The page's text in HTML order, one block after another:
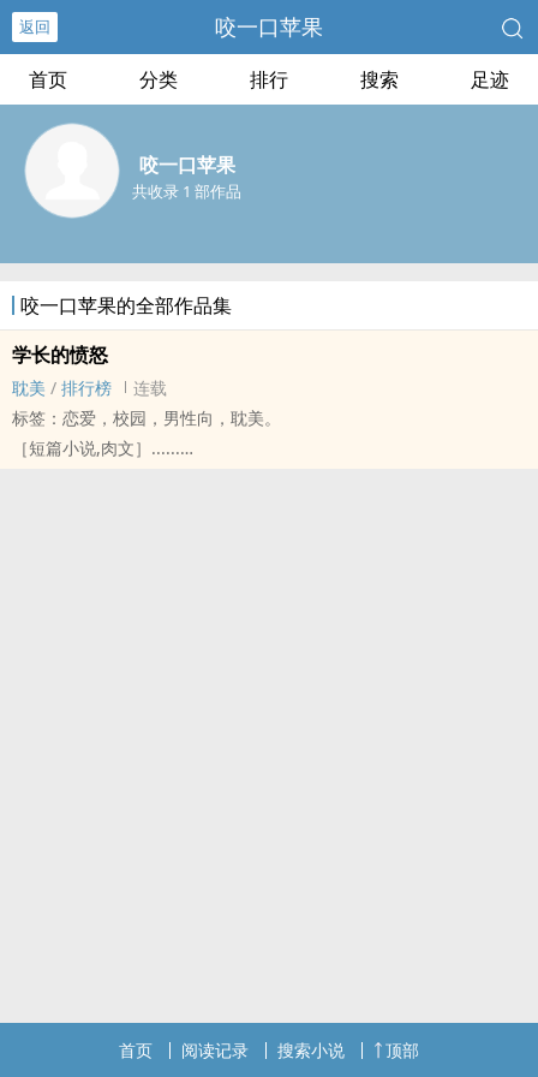
返回 咬一口苹果
首页 分类 排行 搜索 足迹
咬一口苹果
共收录 1 部作品
咬一口苹果的全部作品集
学长的愤怒
‌耽‌‎美‌‍ / 排行榜
连载
标签：恋爱，校园，男性向，‌耽‌‎美‌‍。
［短篇小说,‎‎‌肉‎文‍］......
首页 阅读记录 搜索小说 顶部